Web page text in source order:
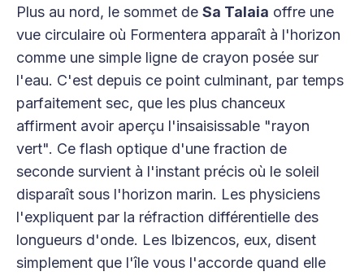
Plus au nord, le sommet de Sa Talaia offre une
vue circulaire où Formentera apparaît à l'horizon
comme une simple ligne de crayon posée sur
l'eau. C'est depuis ce point culminant, par temps
parfaitement sec, que les plus chanceux
affirment avoir aperçu l'insaisissable "rayon
vert". Ce flash optique d'une fraction de
seconde survient à l'instant précis où le soleil
disparaît sous l'horizon marin. Les physiciens
l'expliquent par la réfraction différentielle des
longueurs d'onde. Les Ibizencos, eux, disent
simplement que l'île vous l'accorde quand elle